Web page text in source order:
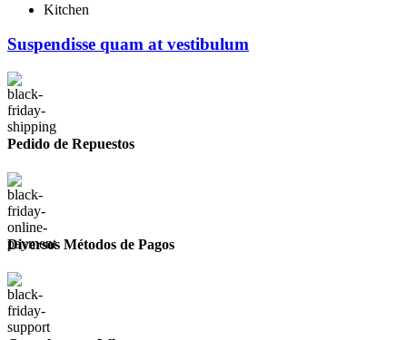
Kitchen
Suspendisse quam at vestibulum
Pedido de Repuestos
Diversos Métodos de Pagos